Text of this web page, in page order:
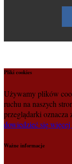
Pliki cookies
Używamy plików
ruchu na naszych
przeglądarki oznacza
dowiedzieć się
Ważne informacje